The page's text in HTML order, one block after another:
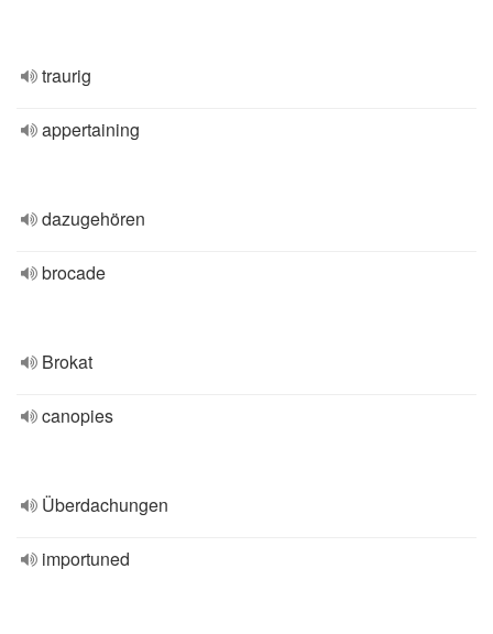
traurig
appertaining
dazugehören
brocade
Brokat
canopies
Überdachungen
importuned